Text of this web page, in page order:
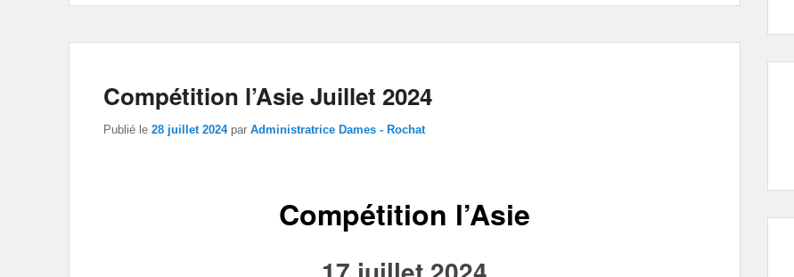
Compétition l’Asie Juillet 2024
Publié le 28 juillet 2024 par Administratrice Dames - Rochat
Compétition l’Asie